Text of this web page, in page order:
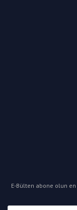
E-Bülten abone olun